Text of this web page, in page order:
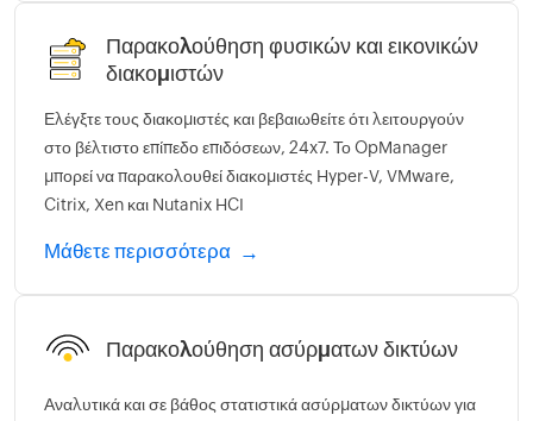
Παρακολούθηση φυσικών και εικονικών
διακομιστών
Ελέγξτε τους διακομιστές και βεβαιωθείτε ότι λειτουργούν
στο βέλτιστο επίπεδο επιδόσεων, 24x7. Το OpManager
μπορεί να παρακολουθεί διακομιστές Hyper-V, VMware,
Citrix, Xen και Nutanix HCI
Μάθετε περισσότερα
Παρακολούθηση ασύρματων δικτύων
Αναλυτικά και σε βάθος στατιστικά ασύρματων δικτύων για